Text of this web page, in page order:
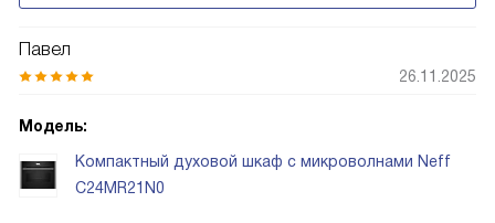
Павел
26.11.2025
Модель:
Компактный духовой шкаф с микроволнами Neff
C24MR21N0